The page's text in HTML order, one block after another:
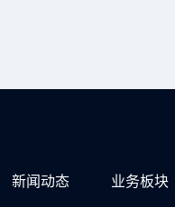
新闻动态 业务板块